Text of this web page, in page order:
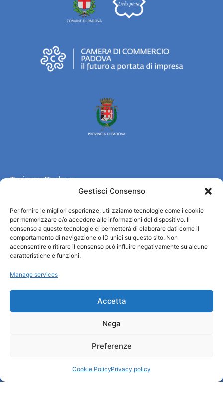
Gestisci Consenso
Per fornire le migliori esperienze, utilizziamo tecnologie come i cookie
per memorizzare e/o accedere alle informazioni del dispositivo. Il
consenso a queste tecnologie ci permetterà di elaborare dati come il
comportamento di navigazione o ID unici su questo sito. Non
acconsentire o ritirare il consenso può influire negativamente su alcune
caratteristiche e funzioni.
Manage services
Accetta
Nega
Preferenze
Cookie PolicyPrivacy policy
Turismo Padova
Information et accueil des tourist / IAT
Privacy policy
Cookie Policy (UE)
Credits
Information